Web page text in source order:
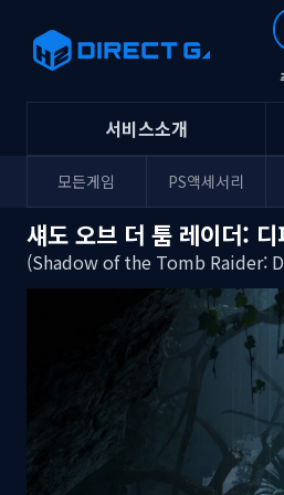
서비스소개
모든게임 PS액세서리
섀도 오브 더 툼 레이더: 디
(Shadow of the Tomb Raider: